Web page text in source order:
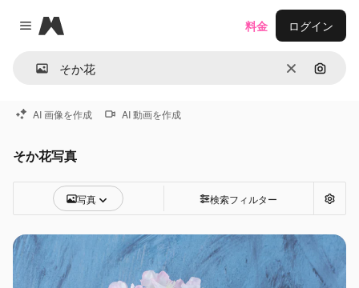
Close menu
Magnific
消去 画像で
料金 ログイン
AI 画像を作成 AI 動画を作成
そか花写真
写真 検索フィルター